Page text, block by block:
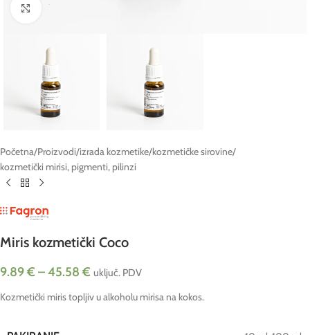
Click to enlarge
Početna/Proizvodi/izrada kozmetike/kozmetičke sirovine/
kozmetički mirisi, pigmenti, pilinzi
Miris kozmetički Coco
9.89€ –45.58 € uključ. PDV
Kozmetički miris topljiv u alkoholu mirisa na kokos.